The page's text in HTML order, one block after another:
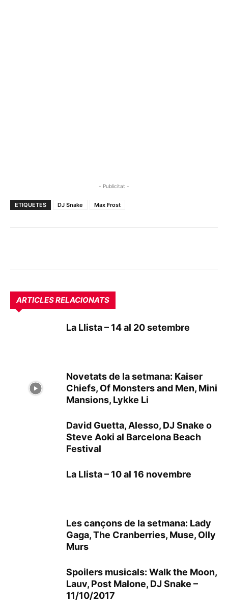
- Publicitat -
ETIQUETES DJ Snake Max Frost
ARTICLES RELACIONATS
La Llista – 14 al 20 setembre
Novetats de la setmana: Kaiser
Chiefs, Of Monsters and Men, Mini
Mansions, Lykke Li
David Guetta, Alesso, DJ Snake o
Steve Aoki al Barcelona Beach
Festival
La Llista – 10 al 16 novembre
Les cançons de la setmana: Lady
Gaga, The Cranberries, Muse, Olly
Murs
Spoilers musicals: Walk the Moon,
Lauv, Post Malone, DJ Snake –
11/10/2017